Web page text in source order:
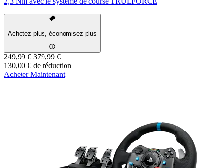
Achetez plus, économisez plus
249,99 € 379,99 €
130,00 € de réduction
Acheter Maintenant